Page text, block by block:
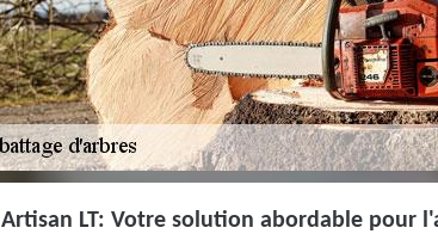
Artisan LT: Votre solution abordable pour